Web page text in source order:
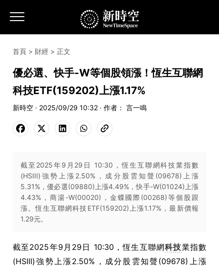
首頁 > 財經 > 正文
優必選、快手-W等個股領漲！恆生互聯網
科技ETF(159202)上漲1.17%
新時空 · 2025/09/29 10:32 · 作者： 言一鳴
截至2025年9月29日 10:30，恆生互聯網科技業指數
(HSIII)強勢上漲2.50%，成分股雲知聲(09678)上漲
5.31%，優必選(09880)上漲4.49%，快手-W(01024)上漲
4.43%，商湯-W(00020)，金蝶國際(00268)等個股跟
漲。恆生互聯網科技ETF(159202)上漲1.17%，最新價報
1.29元。
截至2025年9 月 29 日 10:30 ，恆生互聯網科技業指數
(HSIII) 強勢上漲2.50% ，成分股雲知聲(09678) 上漲